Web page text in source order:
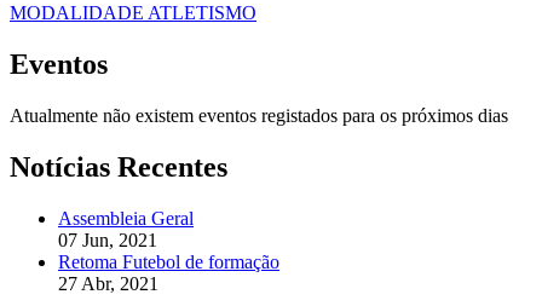
MODALIDADE ATLETISMO
Eventos
Atualmente não existem eventos registados para os próximos dias
Notícias Recentes
Assembleia Geral
07 Jun, 2021
Retoma Futebol de formação
27 Abr, 2021